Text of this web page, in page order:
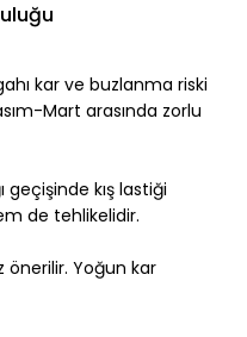
kar ve buzlanma riski
Mart arasında zorlu
geçişinde kış lastiği
de tehlikelidir.
önerilir. Yoğun kar